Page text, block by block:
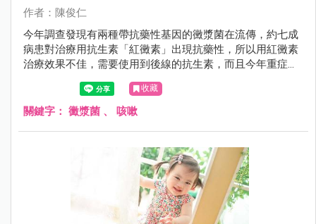
作者：陳俊仁
今年調查發現有兩種帶抗藥性基因的黴漿菌在流傳，約七成
病患對治療用抗生素「紅黴素」出現抗藥性，所以用紅黴素
治療效果不佳，需要使用到後線的抗生素，而且今年重症的
病患也增加，可能會進入大流行期，家長要多注意。
收藏
關鍵字： 黴漿菌 、 咳嗽